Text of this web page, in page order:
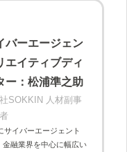
バーエージェン
エイティブディ
ー：松浦準之助
SOKKIN 人材副事
サイバーエージェント
金融業界を中心に幅広い